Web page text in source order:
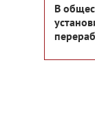
В